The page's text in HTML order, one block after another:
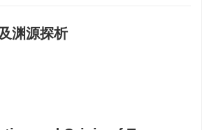
渊源探析